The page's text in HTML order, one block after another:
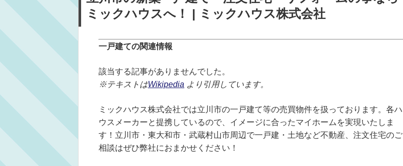
ミックハウスへ！ | ミックハウス株式会社
一戸建ての関連情報
該当する記事がありませんでした。
※テキストはWikipedia より引用しています。
ミックハウス株式会社では立川市の一戸建て等の売買物件を扱っております。各ハ
ウスメーカーと提携しているので、イメージに合ったマイホームを実現いたしま
す！立川市・東大和市・武蔵村山市周辺で一戸建・土地など不動産、注文住宅のご
相談はぜひ弊社におまかせください！